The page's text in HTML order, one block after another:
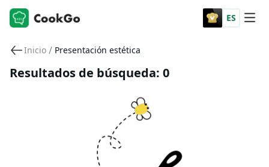
ES
Inicio / Presentación estética
Resultados de búsqueda: 0